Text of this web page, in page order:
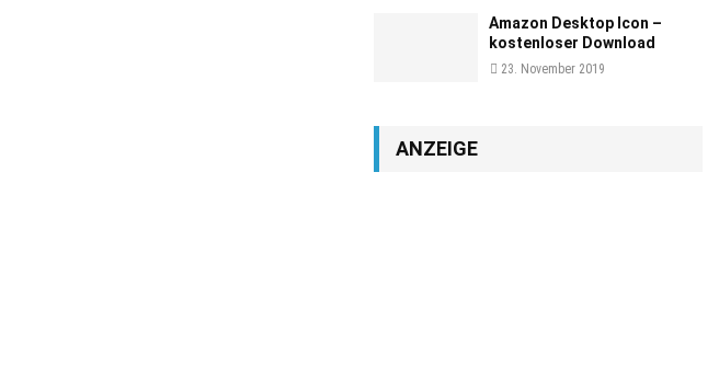
Amazon Desktop Icon –
kostenloser Download
23. November 2019
ANZEIGE